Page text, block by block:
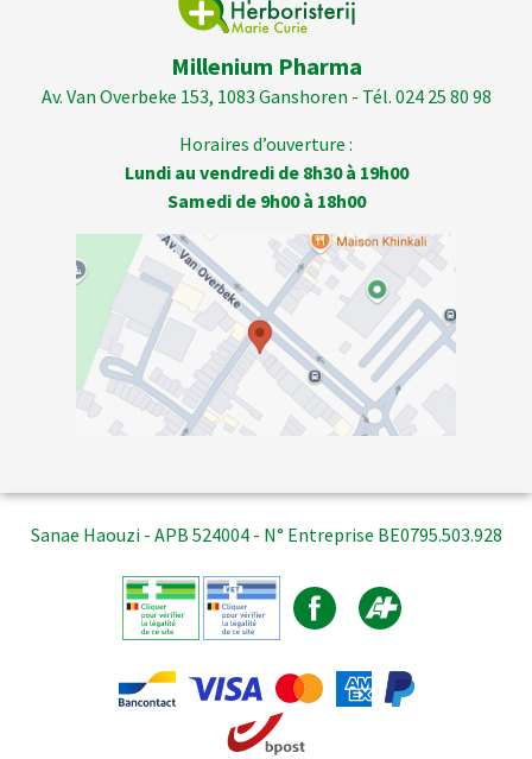
Millenium Pharma
Av. Van Overbeke 153, 1083 Ganshoren - Tél. 024 25 80 98
Horaires d’ouverture :
Lundi au vendredi de 8h30 à 19h00
Samedi de 9h00 à 18h00
Sanae Haouzi - APB 524004 - N° Entreprise BE0795.503.928